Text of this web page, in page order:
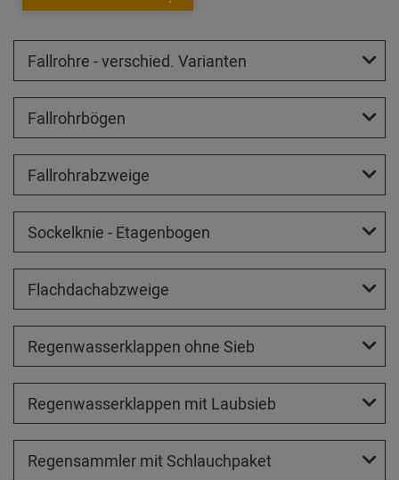
Fallrohre - verschied. Varianten
Fallrohrbögen
Fallrohrabzweige
Sockelknie - Etagenbogen
Flachdachabzweige
Regenwasserklappen ohne Sieb
Regenwasserklappen mit Laubsieb
Regensammler mit Schlauchpaket